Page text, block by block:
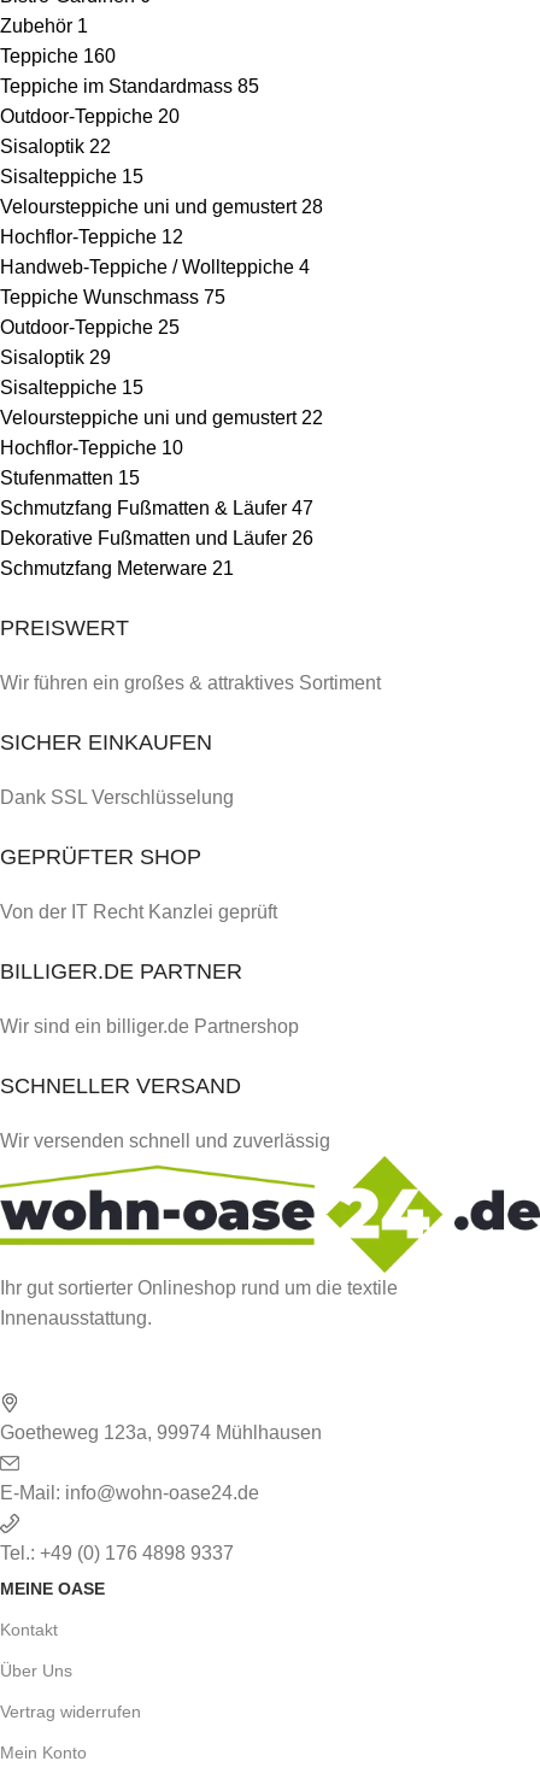
Zubehör 1
Teppiche 160
Teppiche im Standardmass 85
Outdoor-Teppiche 20
Sisaloptik 22
Sisalteppiche 15
Veloursteppiche uni und gemustert 28
Hochflor-Teppiche 12
Handweb-Teppiche / Wollteppiche 4
Teppiche Wunschmass 75
Outdoor-Teppiche 25
Sisaloptik 29
Sisalteppiche 15
Veloursteppiche uni und gemustert 22
Hochflor-Teppiche 10
Stufenmatten 15
Schmutzfang Fußmatten & Läufer 47
Dekorative Fußmatten und Läufer 26
Schmutzfang Meterware 21
PREISWERT
Wir führen ein großes & attraktives Sortiment
SICHER EINKAUFEN
Dank SSL Verschlüsselung
GEPRÜFTER SHOP
Von der IT Recht Kanzlei geprüft
BILLIGER.DE PARTNER
Wir sind ein billiger.de Partnershop
SCHNELLER VERSAND
Wir versenden schnell und zuverlässig
Ihr gut sortierter Onlineshop rund um die textile
Innenausstattung.
Goetheweg 123a, 99974 Mühlhausen
E-Mail: info@wohn-oase24.de
Tel.: +49 (0) 176 4898 9337
MEINE OASE
Kontakt
Über Uns
Vertrag widerrufen
Mein Konto